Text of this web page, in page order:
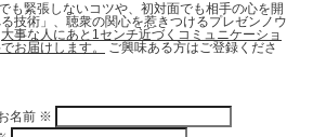
も緊張しないコツや、初対面でも相手の心を開
技術」、聴衆の関心を惹きつけるプレゼンノウ
大事な人にあと1センチ近づくコミュニケーショ
お届けします。
ご興味ある方はご登録くださ
名前 ※